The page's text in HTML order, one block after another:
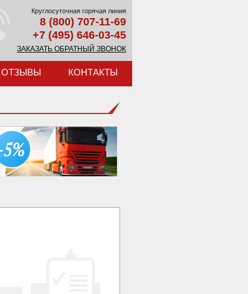
Круглосуточная горячая линия
8 (800) 707-11-69
+7 (495) 646-03-45
ЗАКАЗАТЬ ОБРАТНЫЙ ЗВОНОК
ОТЗЫВЫ КОНТАКТЫ